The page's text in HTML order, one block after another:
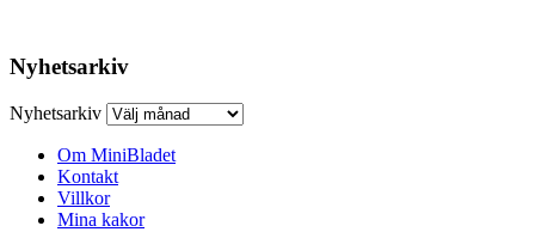
Nyhetsarkiv
Nyhetsarkiv
Om MiniBladet
Kontakt
Villkor
Mina kakor